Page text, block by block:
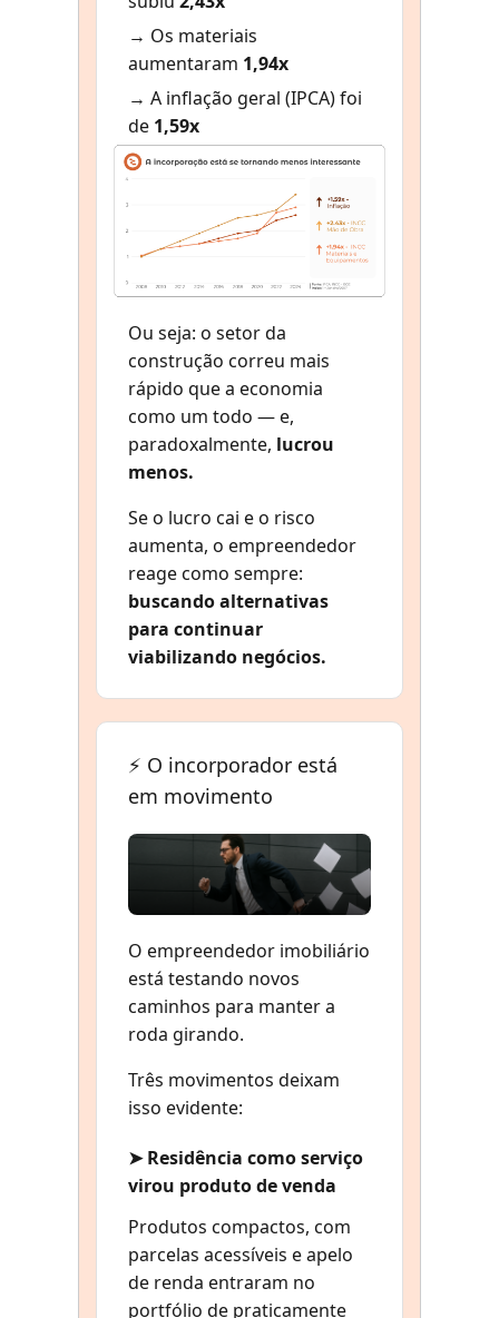
→ Os materiais
aumentaram 1,94x
→ A inflação geral (IPCA) foi
de 1,59x
Ou seja: o setor da
construção correu mais
rápido que a economia
como um todo — e,
paradoxalmente, lucrou
menos.
Se o lucro cai e o risco
aumenta, o empreendedor
reage como sempre:
buscando alternativas
para continuar
viabilizando negócios.
⚡ O incorporador está
em movimento
O empreendedor imobiliário
está testando novos
caminhos para manter a
roda girando.
Três movimentos deixam
isso evidente:
➤ Residência como serviço
virou produto de venda
Produtos compactos, com
parcelas acessíveis e apelo
de renda entraram no
portfólio de praticamente